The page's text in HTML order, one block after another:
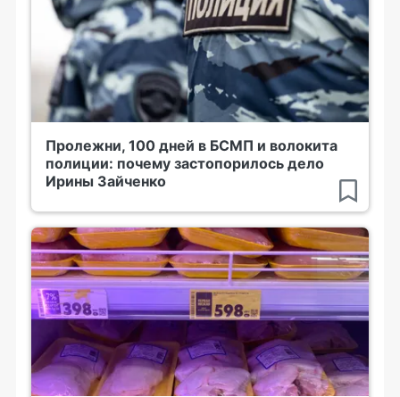
Пролежни, 100 дней в БСМП и волокита
полиции: почему застопорилось дело
Ирины Зайченко